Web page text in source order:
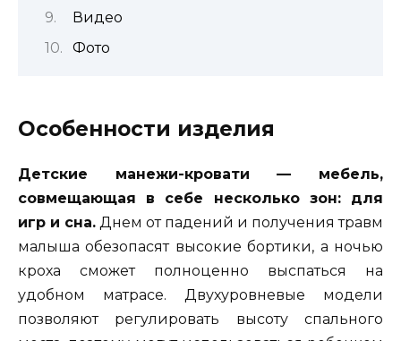
Видео
Фото
Особенности изделия
Детские манежи-кровати — мебель,
совмещающая в себе несколько зон: для
игр и сна. Днем от падений и получения травм
малыша обезопасят высокие бортики, а ночью
кроха сможет полноценно выспаться на
удобном матрасе. Двухуровневые модели
позволяют регулировать высоту спального